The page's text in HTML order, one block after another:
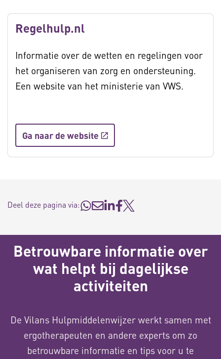
Regelhulp.nl
Informatie over de wetten en regelingen voor
het organiseren van zorg en ondersteuning.
Een website van het ministerie van VWS.
Ga naar de website
Deel deze pagina via:
Betrouwbare informatie over
wat helpt bij dagelijkse
activiteiten
De Vilans Hulpmiddelenwijzer werkt samen met
ergotherapeuten en andere experts om zo
betrouwbare informatie en tips voor u te